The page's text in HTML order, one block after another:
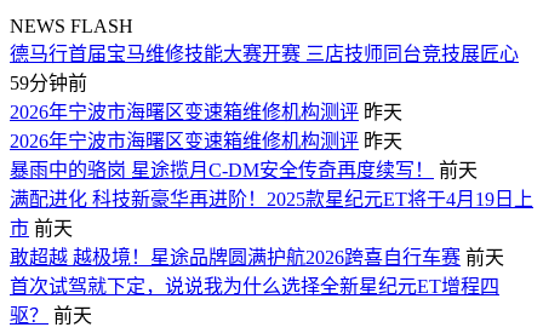
NEWS FLASH
德马行首届宝马维修技能大赛开赛 三店技师同台竞技展匠心
59分钟前
2026年宁波市海曙区变速箱维修机构测评 昨天
2026年宁波市海曙区变速箱维修机构测评 昨天
暴雨中的骆岗 星途揽月C-DM安全传奇再度续写！
前天
满配进化 科技新豪华再进阶！2025款星纪元ET将于4月19日上
市 前天
敢超越 越极境！星途品牌圆满护航2026跨喜自行车赛 前天
首次试驾就下定，说说我为什么选择全新星纪元ET增程四
驱？
前天